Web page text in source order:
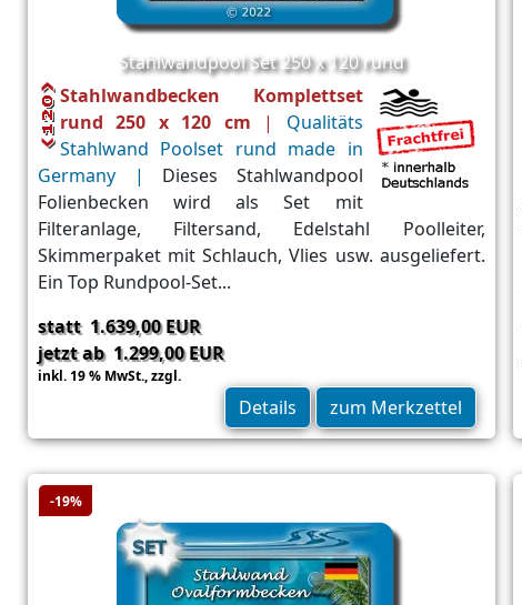
Stahlwandpool Set 250 x 120 rund
Stahlwandbecken Komplettset
rund 250 x 120 cm
| Qualitäts
Stahlwand Poolset rund made in
Germany | Dieses Stahlwandpool
Folienbecken wird als Set mit
Filteranlage, Filtersand, Edelstahl Poolleiter,
Skimmerpaket mit Schlauch, Vlies usw. ausgeliefert.
Ein Top Rundpool-Set...
statt 1.639,00 EUR
jetzt ab 1.299,00 EUR
inkl. 19 % MwSt.,zzgl.
Details zum Merkzettel
-19%